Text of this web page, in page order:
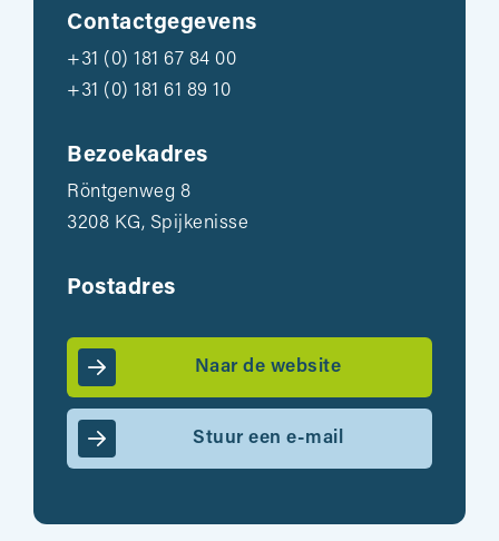
Contactgegevens
+31 (0) 181 67 84 00
+31 (0) 181 61 89 10
Bezoekadres
Röntgenweg 8
3208 KG, Spijkenisse
Postadres
Naar de website
Stuur een e-mail